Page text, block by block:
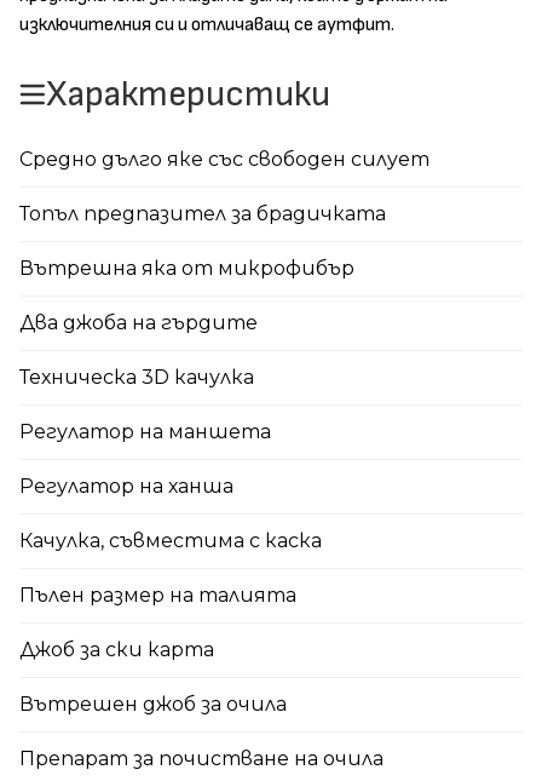
изключителния си и отличаващ се аутфит.
Характеристики
Средно дълго яке със свободен силует
Топъл предпазител за брадичката
Вътрешна яка от микрофибър
Два джоба на гърдите
Техническа 3D качулка
Регулатор на маншета
Регулатор на ханша
Качулка, съвместима с каска
Пълен размер на талията
Джоб за ски карта
Вътрешен джоб за очила
Препарат за почистване на очила